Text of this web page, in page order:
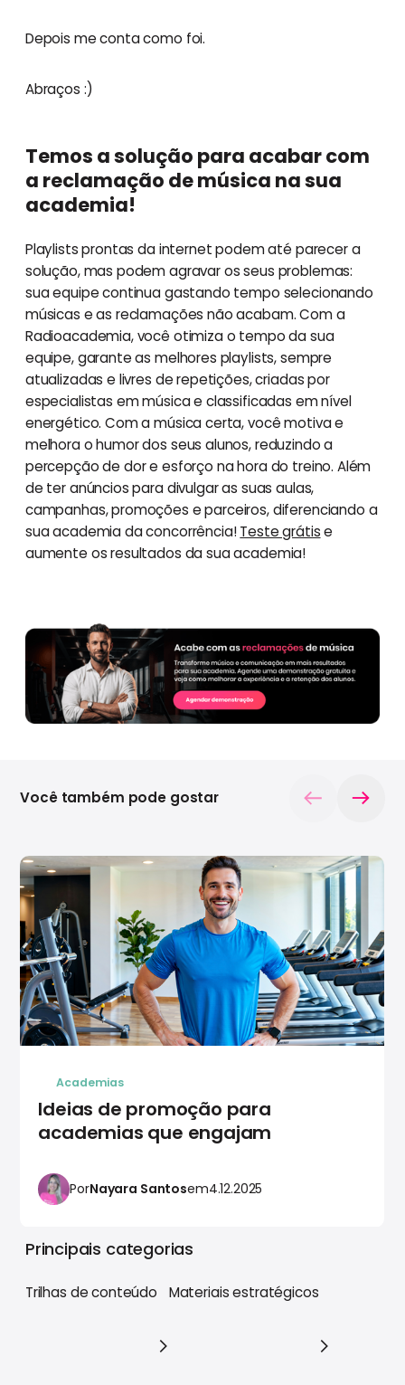
Depois me conta como foi.
Abraços :)
Temos a solução para acabar com
a reclamação de música na sua
academia!
Playlists prontas da internet podem até parecer a
solução, mas podem agravar os seus problemas:
sua equipe continua gastando tempo selecionando
músicas e as reclamações não acabam. Com a
Radioacademia, você otimiza o tempo da sua
equipe, garante as melhores playlists, sempre
atualizadas e livres de repetições, criadas por
especialistas em música e classificadas em nível
energético. Com a música certa, você motiva e
melhora o humor dos seus alunos, reduzindo a
percepção de dor e esforço na hora do treino. Além
de ter anúncios para divulgar as suas aulas,
campanhas, promoções e parceiros, diferenciando a
sua academia da concorrência!Teste grátise
aumente os resultados da sua academia!
Academias
Ideias de promoção para
academias que engajam
PorNayara Santosem4.12.2025
Você também pode gostar
Principais categorias
Trilhas de conteúdo Materiais estratégicos